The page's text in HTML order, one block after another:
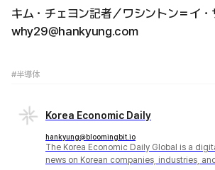
キム・チェヨン記者／ワシントン＝イ
why29@hankyung.com
#半導体
Korea Economic Daily
hankyung@bloomingbit.io
The Korea Economic Daily Global is a
news on Korean companies, industries,